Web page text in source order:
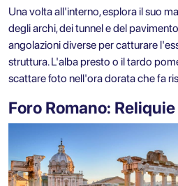
Una volta all'interno, esplora il suo
degli archi, dei tunnel e del
angolazioni diverse per catturare
struttura. L'alba presto o il tardo
scattare foto nell'ora dorata che fa
Foro Romano: